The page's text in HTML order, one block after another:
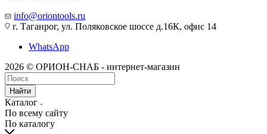
info@oriontools.ru
г. Таганрог, ул. Поляковское шоссе д.16К, офис 14
WhatsApp
2026 © ОРИОН-СНАБ - интернет-магазин
Найти
Каталог
По всему сайту
По каталогу